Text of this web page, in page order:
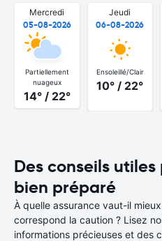
Mercredi
05-08-2026
Partiellement
nuageux
14° / 22°
Jeudi
06-08-2026
Ensoleillé/Clair
10° / 22°
Des conseils
bien préparé
À quelle assurance vaut-il
correspond la caution ? Lisez
informations précieuses et des